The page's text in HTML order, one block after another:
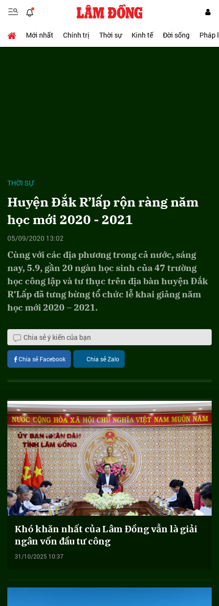
Mới nhất Chính trị Thời sự Kinh tế Đời sống Pháp
THỜI SỰ
Huyện Đắk R’lấp rộn ràng năm
học mới 2020 - 2021
05/09/2020 13:02
Cùng với các địa phương trong cả nước, sáng
nay, 5.9, gần 20 ngàn học sinh của 47 trường
học công lập và tư thục trên địa bàn huyện Đắk
R’Lấp đã tưng bừng tổ chức lễ khai giảng năm
học mới 2020 – 2021.
Chia sẻ ý kiến của bạn
Chia sẻ Facebook Chia sẻ Zalo
Khó khăn nhất của Lâm Đồng vẫn là giải
ngân vốn đầu tư công
31/10/2025 10:37